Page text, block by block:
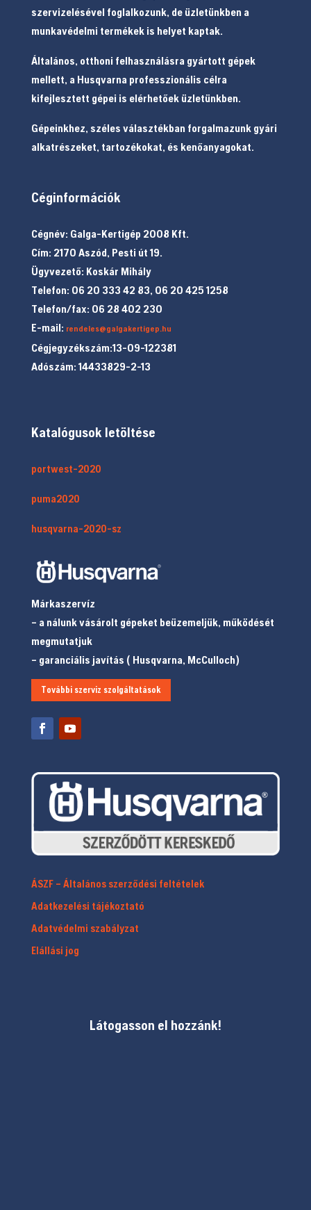
szervizelésével foglalkozunk, de üzletünkben a
munkavédelmi termékek is helyet kaptak.
Általános, otthoni felhasználásra gyártott gépek
mellett, a Husqvarna professzionális célra
kifejlesztett gépei is elérhetőek üzletünkben.
Gépeinkhez, széles választékban forgalmazunk gyári
alkatrészeket, tartozékokat, és kenőanyagokat.
Céginformációk
Cégnév: Galga-Kertigép 2008 Kft.
Cím: 2170 Aszód, Pesti út 19.
Ügyvezető: Koskár Mihály
Telefon: 06 20 333 42 83, 06 20 425 1258
Telefon/fax: 06 28 402 230
E-mail: rendeles@galgakertigep.hu
Cégjegyzékszám:13-09-122381
Adószám: 14433829-2-13
Katalógusok letöltése
portwest-2020
puma2020
husqvarna-2020-sz
Márkaszervíz
– a nálunk vásárolt gépeket beüzemeljük, működését
megmutatjuk
– garanciális javítás ( Husqvarna, McCulloch)
További szerviz szolgáltatások
ÁSZF – Általános szerződési feltételek
Adatkezelési tájékoztató
Adatvédelmi szabályzat
Elállási jog
Látogasson el hozzánk!